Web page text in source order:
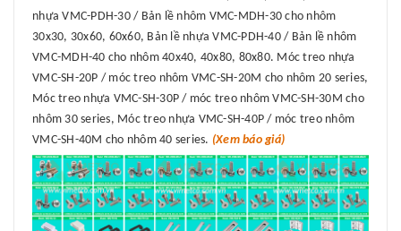
nhựa VMC-PDH-30 / Bản lề nhôm VMC-MDH-30 cho nhôm
30x30, 30x60, 60x60, Bản lề nhựa VMC-PDH-40 / Bản lề nhôm
VMC-MDH-40 cho nhôm 40x40, 40x80, 80x80. Móc treo nhựa
VMC-SH-20P / móc treo nhôm VMC-SH-20M cho nhôm 20 series,
Móc treo nhựa VMC-SH-30P / móc treo nhôm VMC-SH-30M cho
nhôm 30 series, Móc treo nhựa VMC-SH-40P / móc treo nhôm
VMC-SH-40M cho nhôm 40 series. (Xem báo giá)